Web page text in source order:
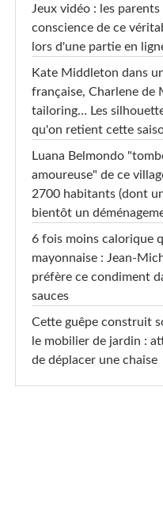
Jeux vidéo : les
conscience de ce
lors d'une partie en
Kate Middleton dans
française, Charlene de
tailoring… Les
qu'on retient cette
Luana Belmondo
amoureuse" de ce
2700 habitants (dont
bientôt un
6 fois moins calorique
mayonnaise : Jean-
préfère ce condiment
sauces
Cette guêpe construit
le mobilier de jardin :
de déplacer une chaise